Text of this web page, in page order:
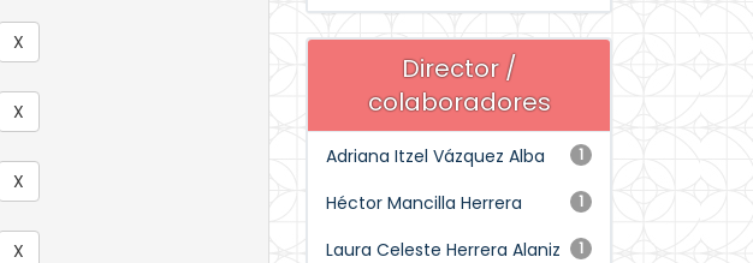
Director /
colaboradores
1
Adriana Itzel Vázquez Alba
1
Héctor Mancilla Herrera
1
Laura Celeste Herrera Alaniz